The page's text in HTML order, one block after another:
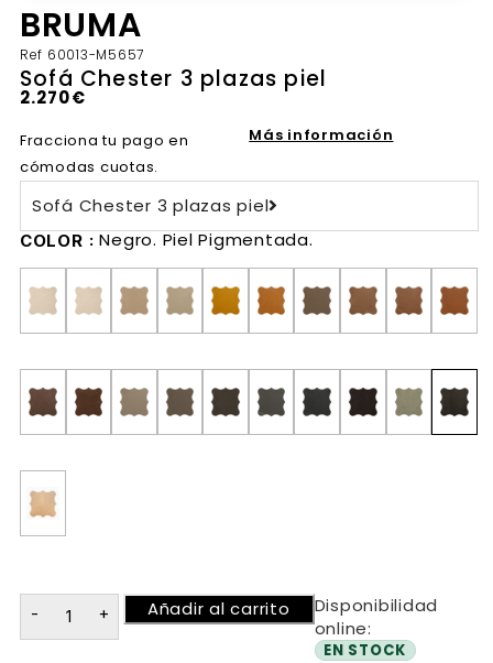
BRUMA
Ref 60013-M5657
Sofá Chester 3 plazas piel
2.270€
Fracciona tu pago en
cómodas cuotas.
Más información
Sofá Chester 3 plazas piel
COLOR Negro. Piel Pigmentada.
Añadir al carrito
Disponibilidad
online:
EN STOCK